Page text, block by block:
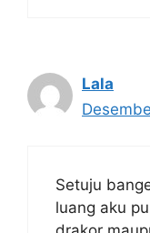
Lala
Setuju
luang aku